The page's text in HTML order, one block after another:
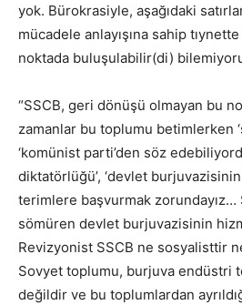
yok. Bürokrasiyle, aşağıdaki
mücadele anlayışına sahip
noktada buluşulabilir(di)
“SSCB, geri dönüşü olmayan bu
zamanlar bu toplumu betimlerken
‘komünist parti’den söz
diktatörlüğü’, ‘devlet
terimlere başvurmak zorundayız…
sömüren devlet burjuvazisinin
Revizyonist SSCB ne sosyalisttir
Sovyet toplumu, burjuva endüstri
değildir ve bu toplumlardan